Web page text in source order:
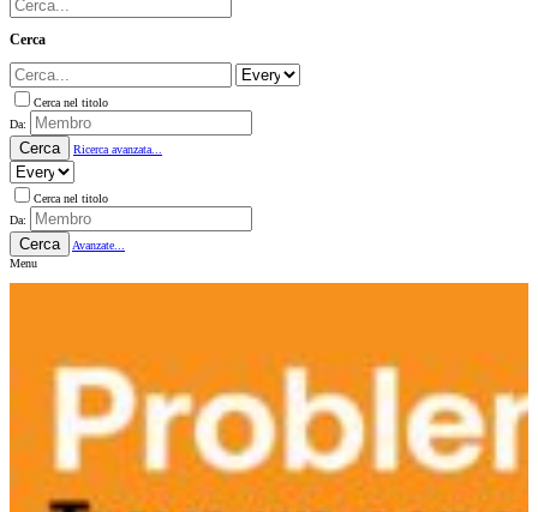
Cerca
Cerca nel titolo
Da:
Cerca Ricerca avanzata...
Cerca nel titolo
Da:
Cerca
Avanzate...
Menu